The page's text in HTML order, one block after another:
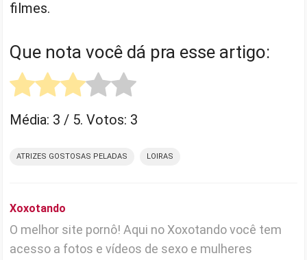
filmes.
Que nota você dá pra esse artigo:
Média: 3 / 5. Votos: 3
ATRIZES GOSTOSAS PELADAS LOIRAS
Xoxotando
O melhor site pornô! Aqui no Xoxotando você tem
acesso a fotos e vídeos de sexo e mulheres